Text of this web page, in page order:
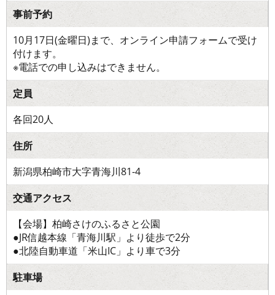
事前予約
10月17日(金曜日)まで、オンライン申請フォームで受け
付けます。
※電話での申し込みはできません。
定員
各回20人
住所
新潟県柏崎市大字青海川81-4
交通アクセス
【会場】柏崎さけのふるさと公園
●JR信越本線「青海川駅」より徒歩で2分
●北陸自動車道「米山IC」より車で3分
駐車場